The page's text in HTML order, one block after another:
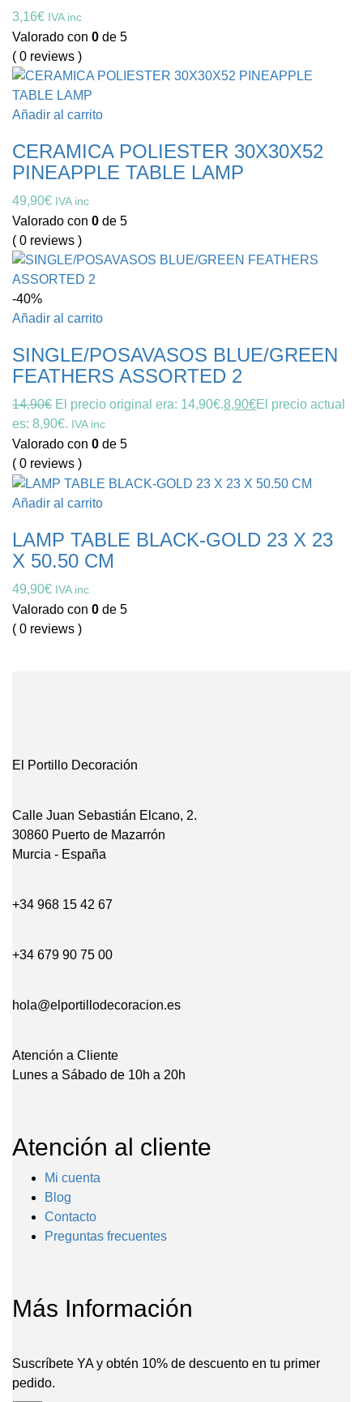
3,16€ IVA inc
Valorado con 0 de 5
( 0 reviews )
Añadir al carrito
CERAMICA POLIESTER 30X30X52
PINEAPPLE TABLE LAMP
49,90€ IVA inc
Valorado con 0 de 5
( 0 reviews )
-40%
Añadir al carrito
SINGLE/POSAVASOS BLUE/GREEN
FEATHERS ASSORTED 2
14,90€ El precio original era: 14,90€.8,90€El precio actual
es: 8,90€. IVA inc
Valorado con 0 de 5
( 0 reviews )
Añadir al carrito
LAMP TABLE BLACK-GOLD 23 X 23
X 50.50 CM
49,90€ IVA inc
Valorado con 0 de 5
( 0 reviews )
El Portillo Decoración
Calle Juan Sebastián Elcano, 2.
30860 Puerto de Mazarrón
Murcia - España
+34 968 15 42 67
+34 679 90 75 00
hola@elportillodecoracion.es
Atención a Cliente
Lunes a Sábado de 10h a 20h
Atención al cliente
Mi cuenta
Blog
Contacto
Preguntas frecuentes
Más Información
Suscríbete YA y obtén 10% de descuento en tu primer
pedido.